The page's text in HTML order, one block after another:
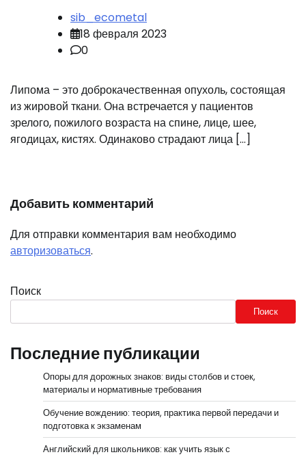
sib_ecometal
18 февраля 2023
0
Липома – это доброкачественная опухоль, состоящая
из жировой ткани. Она встречается у пациентов
зрелого, пожилого возраста на спине, лице, шее,
ягодицах, кистях. Одинаково страдают лица […]
Добавить комментарий
Для отправки комментария вам необходимо
авторизоваться.
Поиск
Поиск
Последние публикации
Опоры для дорожных знаков: виды столбов и стоек,
материалы и нормативные требования
Обучение вождению: теория, практика первой передачи и
подготовка к экзаменам
Английский для школьников: как учить язык с